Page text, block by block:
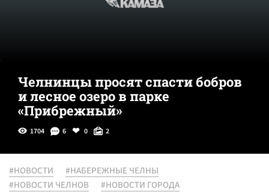
Челнинцы просят спасти бобров
и лесное озеро в парке
«Прибрежный»
1704 6 0 2
#НОВОСТИ
#НАБЕРЕЖНЫЕ ЧЕЛНЫ
#НОВОСТИ ЧЕЛНОВ
#НОВОСТИ ГОРОДА